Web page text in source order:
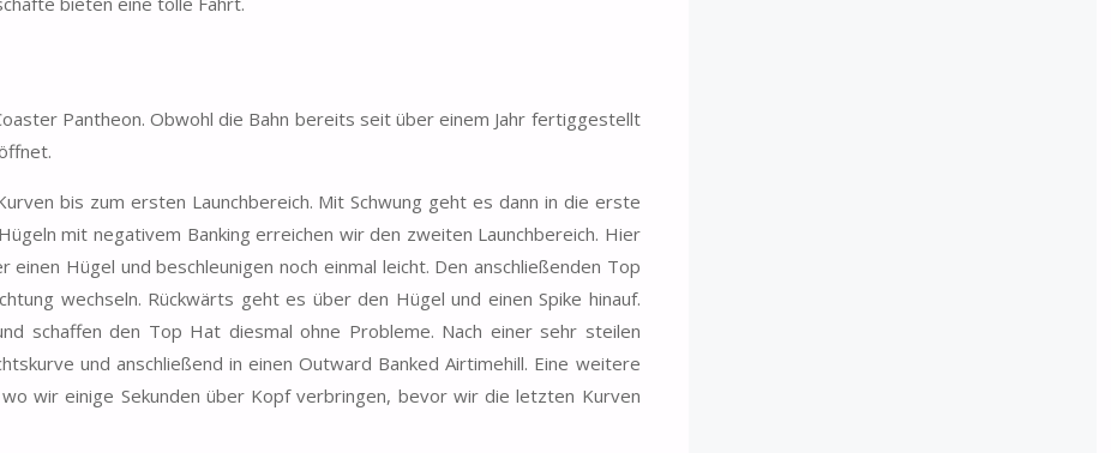
Pantheon. Obwohl die Bahn bereits seit über einem Jahr fertiggestellt
bis zum ersten Launchbereich. Mit Schwung geht es dann in die erste
mit negativem Banking erreichen wir den zweiten Launchbereich. Hier
Hügel und beschleunigen noch einmal leicht. Den anschließenden Top
wechseln. Rückwärts geht es über den Hügel und einen Spike hinauf.
schaffen den Top Hat diesmal ohne Probleme. Nach einer sehr steilen
und anschließend in einen Outward Banked Airtimehill. Eine weitere
wir einige Sekunden über Kopf verbringen, bevor wir die letzten Kurven